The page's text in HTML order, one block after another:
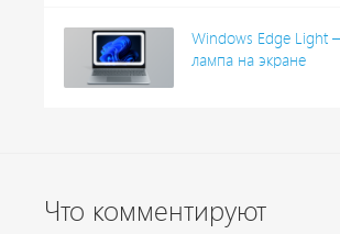
Windows Edge Light
лампа на экране
Что комментируют